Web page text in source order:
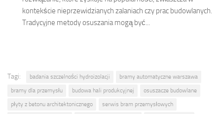
kontekście nieprzewidzianych zalaniach czy prac budowlanych.
Tradycyjne metody osuszania mogą być...
Tagi: badania szczelności hydroizolacji
bramy automatyczne warszawa
bramy dla przemysłu
budowa hali produkcyjnej
osuszacze budowlane
płyty z betonu architektonicznego
serwis bram przemysłowych